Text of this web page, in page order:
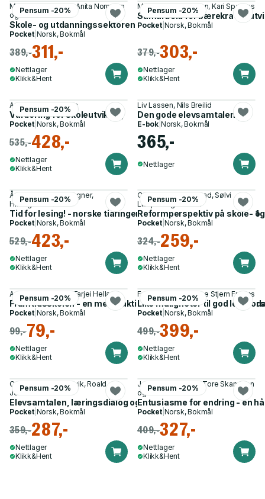
Pensum -20%
May Britt Postholm, Anita Normann
og 4 andre
Skole- og utdanningssektoren i utvikling
Pocket| Norsk, Bokmål
389,-311,-
Nettlager
Klikk&Hent
Pensum -20%
Marianne Maugesten, Kari Spernes
Samarbeid for bærekraftig
Pocket| Norsk, Bokmål
379,-303,-
Nettlager
Klikk&Hent
Pensum -20%
Astrid Birgitte Eggen
Vurdering for skoleutvikling
Pocket| Norsk, Bokmål
535,-428,-
Nettlager
Klikk&Hent
Liv Lassen, Nils Breilid
Den gode elevsamtalen
E-bok Norsk, Bokmål
365,-
Nettlager
Pensum -20%
Åse Kari Hansen Wagner,
Hildegunn Støle
Tid for lesing! - norske tiåringers leseforståelse i PIRLS 2021
Pocket| Norsk, Bokmål
529,-423,-
Nettlager
Klikk&Hent
Pensum -20%
Otto Laurits Fuglestad, Sølvi
Lillejord og 1 annen
Reformperspektiv på skole-
Pocket| Norsk, Bokmål
324,-259,-
Nettlager
Klikk&Hent
Pensum -20%
Audun Lysbakken, Tarjei Helland
Framtidsskolen - en mer praktisk, variert og litt lengre
Pocket| Norsk, Bokmål
99,-79,-
Nettlager
Klikk&Hent
Pensum -20%
Fredrik Jensen, Tove Stjern Frønes
Like muligheter til god
Pocket| Norsk, Bokmål
499,-399,-
Nettlager
Klikk&Hent
Pensum -20%
Camilla Hauren Leirvik, Roald
Jensen
Elevsamtalen, læringsdialog og vurdering
Pocket| Norsk, Bokmål
359,-287,-
Nettlager
Klikk&Hent
Pensum -20%
Jarl Inge Wærness, Tore Skandsen
og 2 andre
Entusiasme for endring - en
Pocket| Norsk, Bokmål
409,-327,-
Nettlager
Klikk&Hent